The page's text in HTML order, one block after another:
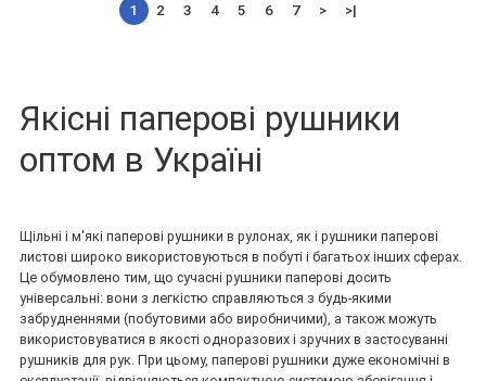
1 2 3 4 5 6 7 > >|
Якісні паперові рушники
оптом в Україні
Щільні і м'які паперові рушники в рулонах, як і рушники паперові
листові широко використовуються в побуті і багатьох інших сферах.
Це обумовлено тим, що сучасні рушники паперові досить
універсальні: вони з легкістю справляються з будь-якими
забрудненнями (побутовими або виробничими), а також можуть
використовуватися в якості одноразових і зручних в застосуванні
рушників для рук. При цьому, паперові рушники дуже економічні в